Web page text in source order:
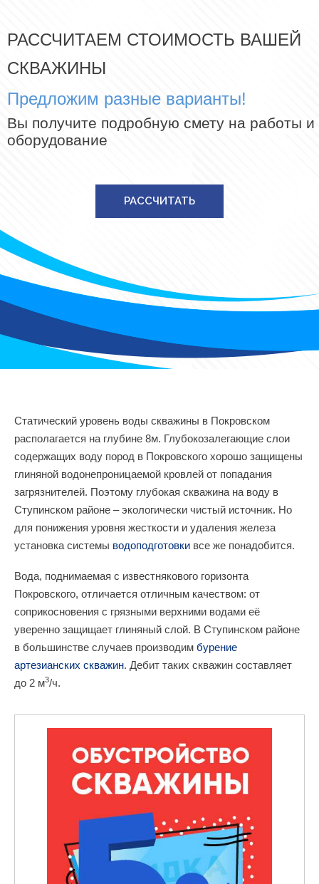
РАССЧИТАЕМ СТОИМОСТЬ ВАШЕЙ
СКВАЖИНЫ
Предложим разные варианты!
Вы получите подробную смету на работы и
оборудование
РАССЧИТАТЬ
Статический уровень воды скважины в Покровском
располагается на глубине 8м. Глубокозалегающие слои
содержащих воду пород в Покровского хорошо защищены
глиняной водонепроницаемой кровлей от попадания
загрязнителей. Поэтому глубокая скважина на воду в
Ступинском районе – экологически чистый источник. Но
для понижения уровня жесткости и удаления железа
установка системы водоподготовки все же понадобится.
Вода, поднимаемая с известнякового горизонта
Покровского, отличается отличным качеством: от
соприкосновения с грязными верхними водами её
уверенно защищает глиняный слой. В Ступинском районе
в большинстве случаев производим бурение
артезианских скважин. Дебит таких скважин составляет
до 2 м3/ч.